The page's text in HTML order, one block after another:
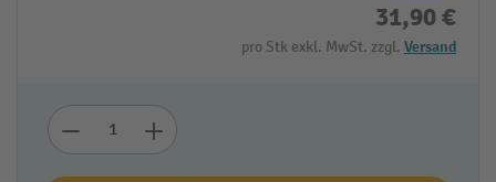
31,90 €
pro Stk exkl. MwSt. zzgl. Versand